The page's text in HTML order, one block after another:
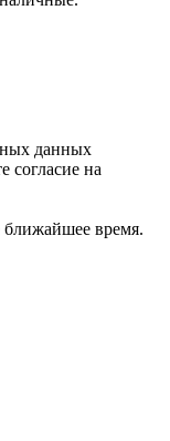
данных
согласие на
ближайшее время.